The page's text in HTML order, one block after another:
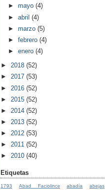
►mayo(4)
►abril(4)
►marzo(5)
►febrero(4)
►enero(4)
► 2018 (52)
► 2017 (53)
► 2016 (52)
► 2015 (52)
► 2014 (52)
► 2013 (52)
► 2012 (53)
► 2011 (52)
► 2010 (40)
Etiquetas
1793 Abad Faciolince abadía
abejas